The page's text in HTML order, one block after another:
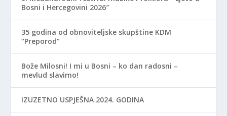
Bosni i Hercegovini 2026″
35 godina od obnoviteljske skupštine KDM
“Preporod”
Bože Milosni! I mi u Bosni – ko dan radosni –
mevlud slavimo!
IZUZETNO USPJEŠNA 2024. GODINA